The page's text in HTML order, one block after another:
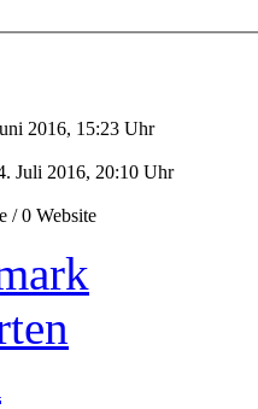
2016, 15:23 Uhr
Juli 2016, 20:10 Uhr
/0 Website